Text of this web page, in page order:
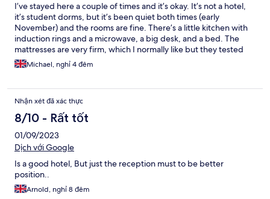
I’ve stayed here a couple of times and it’s okay. It’s not a hotel,
it’s student dorms, but it’s been quiet both times (early
November) and the rooms are fine. There’s a little kitchen with
induction rings and a microwave, a big desk, and a bed. The
mattresses are very firm, which I normally like but they tested
even me. The people are friendly and the location is great for
CCIB, which is why I chose this place.
Michael, nghỉ 4 đêm
Nhận xét đã xác thực
8/10 - Rất tốt
01/09/2023
Dịch với Google
Is a good hotel, But just the reception must to be better
position..
Arnold, nghỉ 8 đêm